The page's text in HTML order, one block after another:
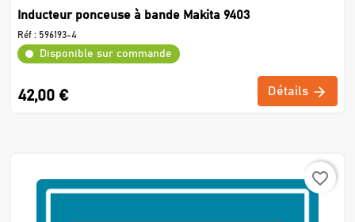
Inducteur ponceuse à bande Makita 9403
Réf : 596193-4
Disponible sur commande
42,00 € Détails
favorite_border